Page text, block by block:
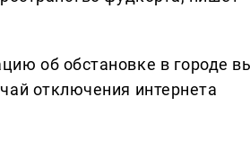
об обстановке в городе
отключения интернета